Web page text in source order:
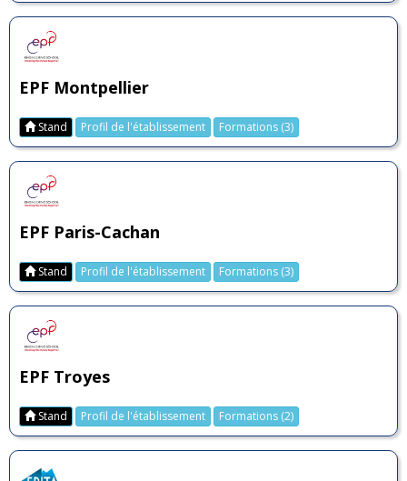
EPF Montpellier
Stand Profil de l'établissement Formations (3)
EPF Paris-Cachan
Stand Profil de l'établissement Formations (3)
EPF Troyes
Stand Profil de l'établissement Formations (2)